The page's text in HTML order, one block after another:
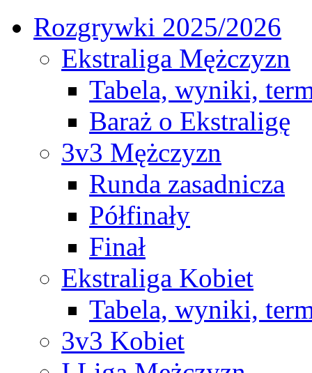
Rozgrywki 2025/2026
Ekstraliga Mężczyzn
Tabela, wyniki,
Baraż o Ekstraligę
3v3 Mężczyzn
Runda zasadnicza
Półfinały
Finał
Ekstraliga Kobiet
Tabela, wyniki,
3v3 Kobiet